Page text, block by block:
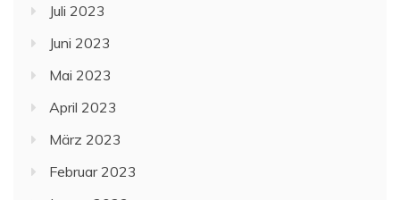
Juli 2023
Juni 2023
Mai 2023
April 2023
März 2023
Februar 2023